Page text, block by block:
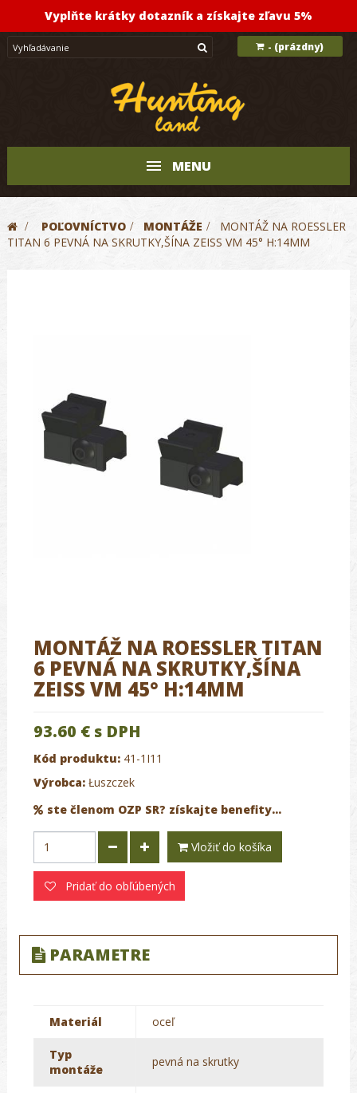
Vyplňte krátky dotazník a získajte zľavu 5%
- (prázdny)
MENU
> POĽOVNÍCTVO > MONTÁŽE >
MONTÁŽ NA ROESSLER
TITAN 6 PEVNÁ NA SKRUTKY,ŠÍNA ZEISS VM 45° H:14MM
MONTÁŽ NA ROESSLER TITAN
6 PEVNÁ NA SKRUTKY,ŠÍNA
ZEISS VM 45° H:14MM
93.60 € s DPH
Kód produktu: 41-1I11
Výrobca: Łuszczek
ste členom OZP SR? získajte benefity...
Vložiť do košíka
Pridať do obľúbených
PARAMETRE
Materiál oceľ
Typ
montáže
pevná na skrutky